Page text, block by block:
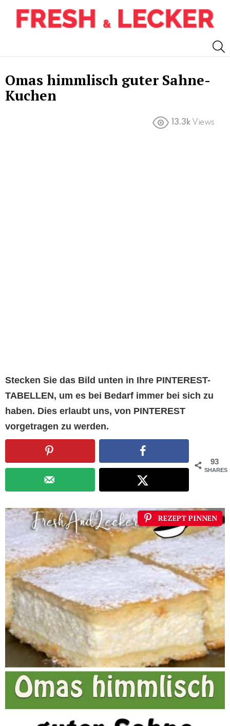
Omas himmlisch guter Sahne-
Kuchen
13.3k Views
Stecken Sie das Bild unten in Ihre PINTEREST-
TABELLEN, um es bei Bedarf immer bei sich zu
haben. Dies erlaubt uns, von PINTEREST
vorgetragen zu werden.
93
SHARES
REZEPT PINNEN